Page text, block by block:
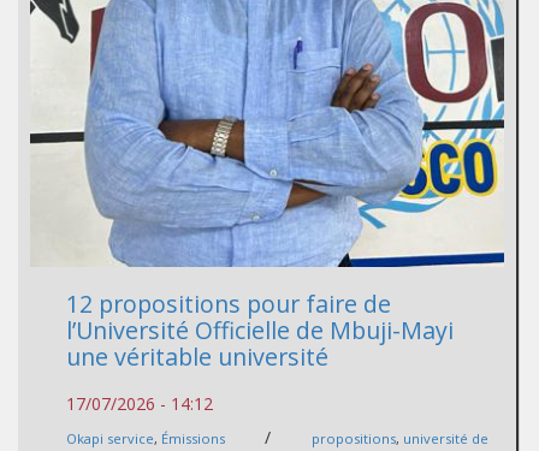
12 propositions pour faire de
l’Université Officielle de Mbuji-Mayi
une véritable université
17/07/2026 - 14:12
Okapi service, Émissions / propositions, université de